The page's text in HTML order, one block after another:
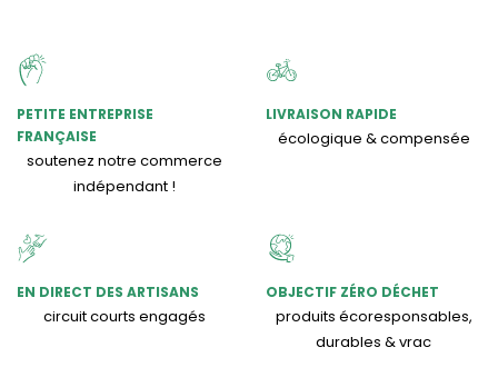
PETITE ENTREPRISE
FRANÇAISE
soutenez notre commerce
indépendant !
LIVRAISON RAPIDE
écologique & compensée
EN DIRECT DES ARTISANS
circuit courts engagés
OBJECTIF ZÉRO DÉCHET
produits écoresponsables,
durables & vrac